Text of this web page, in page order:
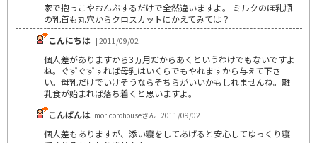
家で抱っこやおんぶするだけで全然違いますよ。 ミルクのほ乳瓶
の乳首も丸穴からクロスカットにかえてみては？
こんにちは | 2011/09/02
個人差がありますから3ヵ月だからあくというわけでもないですよ
ね。ぐずぐずすれば母乳はいくらでもやれますから与えて下さ
い。母乳だけでいけそうならそちらがいいかもしれませんね。離
乳食が始まれば落ち着くと思いますよ。
こんばんは moricorohouseさん | 2011/09/02
個人差もありますが、添い寝をしてあげると安心してゆっくり寝